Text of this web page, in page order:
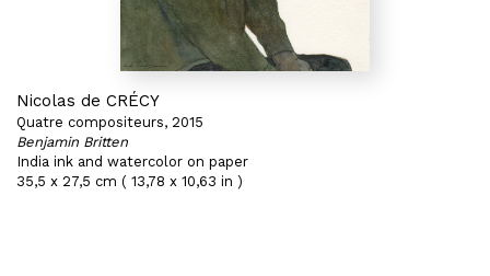
Nicolas de CRÉCY
Quatre compositeurs, 2015
Benjamin Britten
India ink and watercolor on paper
35,5 x 27,5 cm ( 13,78 x 10,63 in )